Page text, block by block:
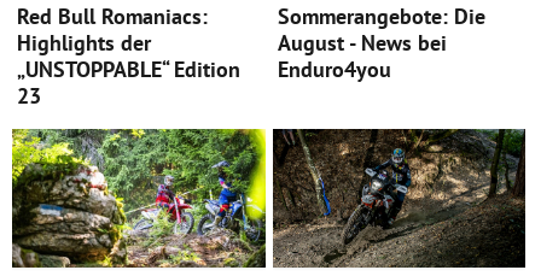
Red Bull Romaniacs:
Highlights der
„UNSTOPPABLE“ Edition
23
Sommerangebote: Die
August - News bei
Enduro4you